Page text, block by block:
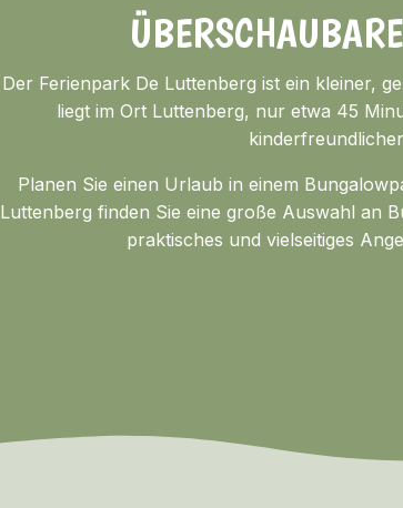
Der Ferienpark De Luttenberg ist ein kleiner,
liegt im Ort Luttenberg, nur etwa 45
Planen Sie einen Urlaub in einem
Luttenberg finden Sie eine große Auswahl an
praktisches und vielseitiges